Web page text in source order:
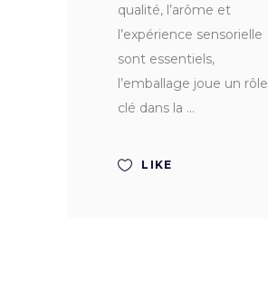
qualité, l’arôme et
l’expérience sensorielle
sont essentiels,
l’emballage joue un rôle
clé dans la
LIKE